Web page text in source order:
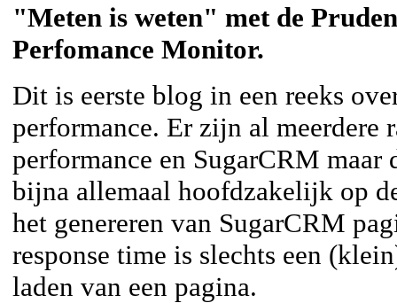
"Meten is weten" met de
Perfomance Monitor.
Dit is eerste blog in een reeks
performance. Er zijn al meerdere
performance en SugarCRM maar
bijna allemaal hoofdzakelijk op
het genereren van SugarCRM
response time is slechts een
laden van een pagina.